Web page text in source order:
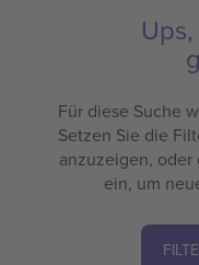
Für diese Suche
Setzen Sie die
anzuzeigen, oder
ein, um